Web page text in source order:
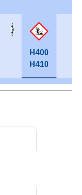
H400
H410